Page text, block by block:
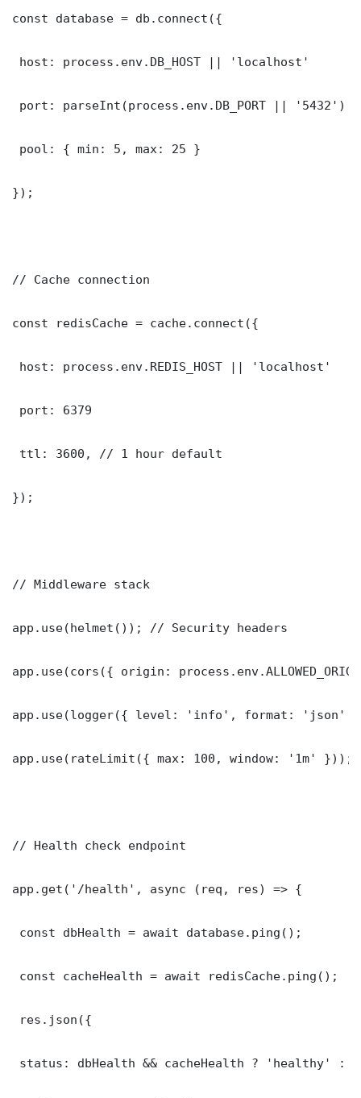
const database = db.connect({
host: process.env.DB_HOST || 'localhost'
port: parseInt(process.env.DB_PORT || '5432')
pool: { min: 5, max: 25 }
});
// Cache connection
const redisCache = cache.connect({
host: process.env.REDIS_HOST || 'localhost'
port: 6379
ttl: 3600, // 1 hour default
});
// Middleware stack
app.use(helmet()); // Security headers
app.use(cors({ origin:
app.use(logger({ level: 'info', format: 'json'
app.use(rateLimit({ max: 100, window: '1m' }));
// Health check endpoint
app.get('/health', async (req, res) => {
const dbHealth = await database.ping();
const cacheHealth = await redisCache.ping();
res.json({
status: dbHealth && cacheHealth ? 'healthy' :